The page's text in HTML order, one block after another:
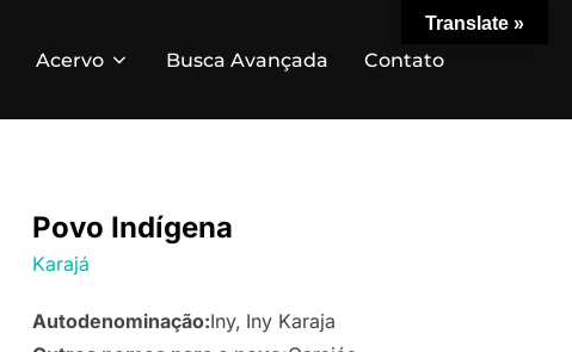
Acervo Busca Avançada Contato
Povo Indígena
Karajá
Autodenominação:Iny Iny Karaja
Translate »